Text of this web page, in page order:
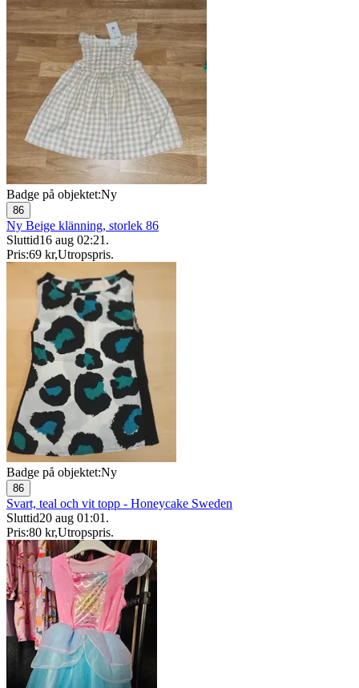
Badge på objektet:Ny
86
Ny Beige klänning, storlek 86
Sluttid16 aug 02:21 .
Pris:69 kr,Utropspris.
Badge på objektet:Ny
86
Svart, teal och vit topp - Honeycake Sweden
Sluttid20 aug 01:01 .
Pris:80 kr,Utropspris.